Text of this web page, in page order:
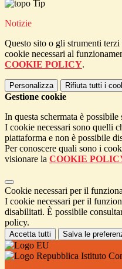
Notizie
Questo sito o gli strumenti
cookie necessari al
COOKIE POLICY.
Personalizza Rifiuta tutti i
Gestione cookie
In questa schermata è
I cookie necessari sono quelli
piattaforma e non è possibile
Per conoscere quali sono i
visionare la COOKIE
Cookie necessari per il
I cookie necessari per il
disabilitati. È possibile
policy.
Accetta tutti Salva le
Istituto